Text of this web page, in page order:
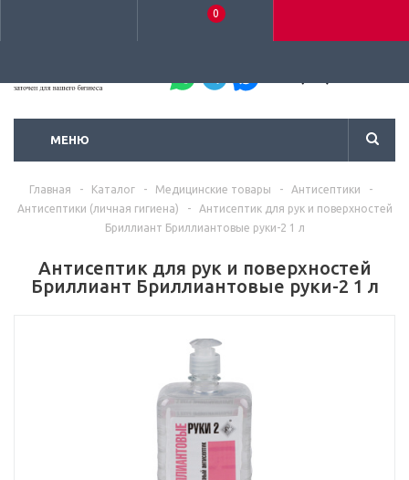
0
МЕНЮ
Главная - Каталог - Медицинские товары - Антисептики
-
Антисептики (личная гигиена)
-
Антисептик для рук и поверхностей
Бриллиант Бриллиантовые руки-2 1 л
Антисептик для рук и поверхностей
Бриллиант Бриллиантовые руки-2 1 л